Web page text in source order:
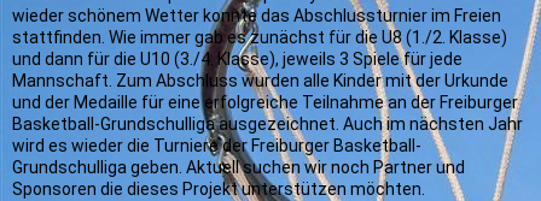
wieder schönem Wetter konnte das Abschlussturnier im Freien
stattfinden. Wie immer gab es zunächst für die U8 (1./2. Klasse)
und dann für die U10 (3./4. Klasse), jeweils 3 Spiele für jede
Mannschaft. Zum Abschluss wurden alle Kinder mit der Urkunde
und der Medaille für eine erfolgreiche Teilnahme an der Freiburger
Basketball-Grundschulliga ausgezeichnet. Auch im nächsten Jahr
wird es wieder die Turniere der Freiburger Basketball-
Grundschulliga geben. Aktuell suchen wir noch Partner und
Sponsoren die dieses Projekt unterstützen möchten.